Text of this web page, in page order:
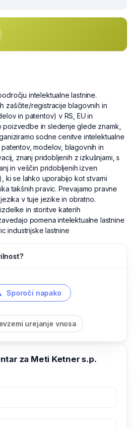
intelektualne lastnine.
zaščite/registracije blagovnih in
in patentov) v RS, EU in
poizvedbe in sledenje glede znamk,
sodne cenitve intelektualne
modelov, blagovnih in
znanj pridobljenih z izkušnjami, s
in veščin pridobljenih izven
ki se lahko uporabijo kot stvarni
takšnih pravic. Prevajamo pravne
v tuje jezike in obratno.
in storitve katerih
pomena intelektualne lastnine
industrijske lastnine
Sporoči napako
urejanje vnosa
za Meti Ketner s.p.